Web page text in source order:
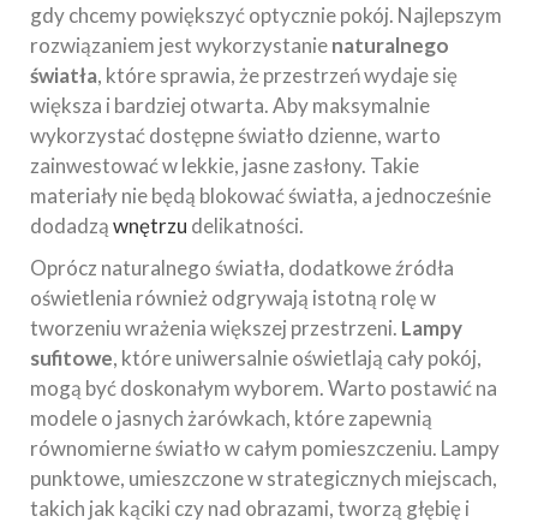
gdy chcemy powiększyć optycznie pokój. Najlepszym
rozwiązaniem jest wykorzystanienaturalnego
światła, które sprawia, że przestrzeń wydaje się
większa i bardziej otwarta. Aby maksymalnie
wykorzystać dostępne światło dzienne, warto
zainwestować w lekkie, jasne zasłony. Takie
materiały nie będą blokować światła, a jednocześnie
dodadząwnętrzu delikatności.
Oprócz naturalnego światła, dodatkowe źródła
oświetlenia również odgrywają istotną rolę w
tworzeniu wrażenia większej przestrzeni. Lampy
sufitowe, które uniwersalnie oświetlają cały pokój,
mogą być doskonałym wyborem. Warto postawić na
modele o jasnych żarówkach, które zapewnią
równomierne światło w całym pomieszczeniu. Lampy
punktowe, umieszczone w strategicznych miejscach,
takich jak kąciki czy nad obrazami, tworzą głębię i